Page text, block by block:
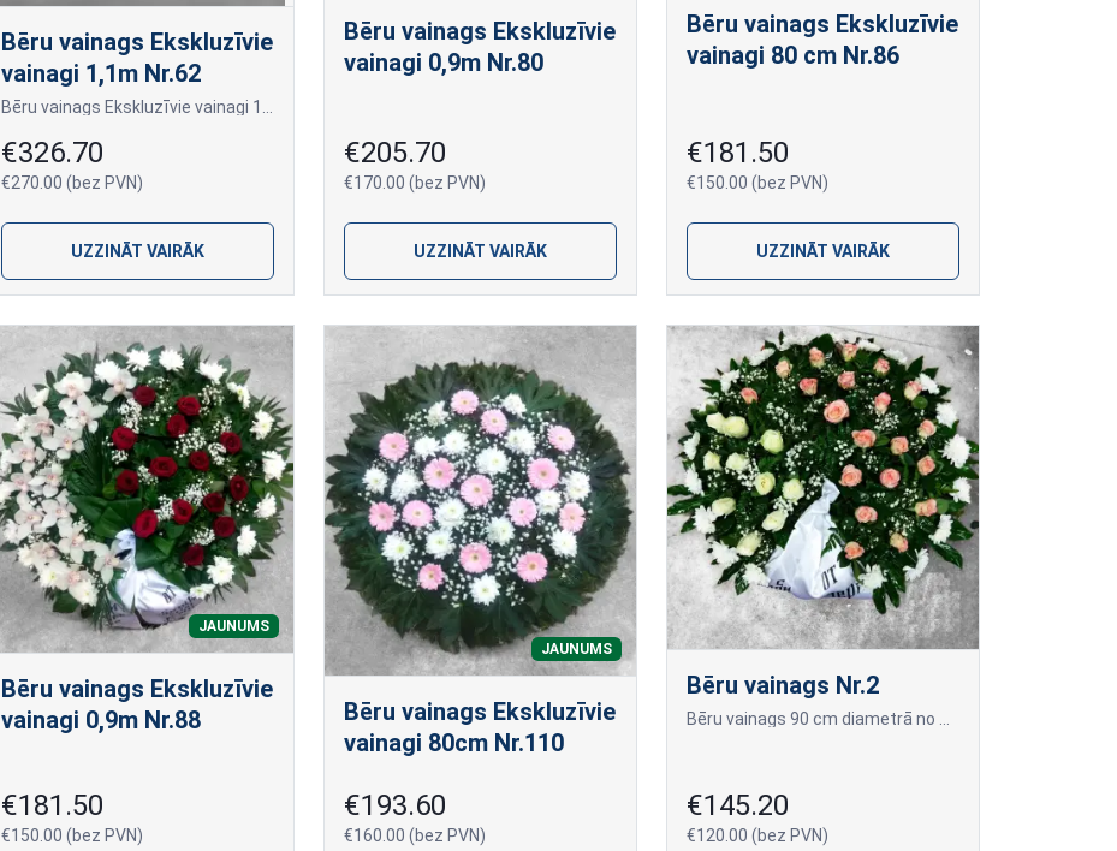
Bēru vainags Ekskluzīvie
vainagi 1,1m Nr.62
€326.70
€270.00 (bez PVN)
UZZINĀT VAIRĀK
Bēru vainags Ekskluzīvie
vainagi 0,9m Nr.80
€205.70
€170.00 (bez PVN)
UZZINĀT VAIRĀK
Bēru vainags Ekskluzīvie
vainagi 80 cm Nr.86
€181.50
€150.00 (bez PVN)
UZZINĀT VAIRĀK
JAUNUMS
Bēru vainags Ekskluzīvie
vainagi 0,9m Nr.88
€181.50
€150.00 (bez PVN)
JAUNUMS
Bēru vainags Ekskluzīvie
vainagi 80cm Nr.110
€193.60
€160.00 (bez PVN)
Bēru vainags Nr.2
€145.20
€120.00 (bez PVN)